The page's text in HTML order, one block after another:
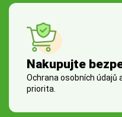
Nakupujte
Ochrana osobních údajů
priorita.